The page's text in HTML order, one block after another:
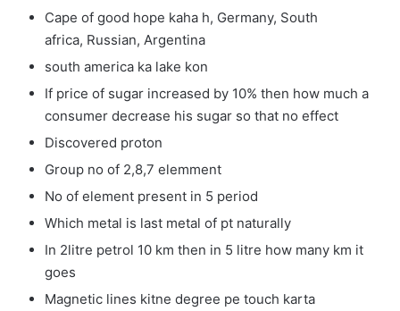
Cape of good hope kaha h, Germany, South
africa, Russian, Argentina
south america ka lake kon
If price of sugar increased by 10% then how much a
consumer decrease his sugar so that no effect
Discovered proton
Group no of 2,8,7 elemment
No of element present in 5 period
Which metal is last metal of pt naturally
In 2litre petrol 10 km then in 5 litre how many km it
goes
Magnetic lines kitne degree pe touch karta